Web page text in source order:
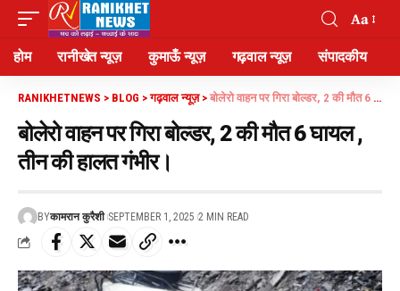
Aa
होम रानीखेत न्यूज़ कुमाऊँ न्यूज़ गढ़वाल न्यूज़ संपादकीय
RANIKHETNEWS > BLOG >गढ़वाल न्यूज़> बोलेरो वाहन पर गिरा बोल्डर, 2 की मौत 6 घायल , तीन की हालत गंभीर।
बोलेरो वाहन पर गिरा बोल्डर, 2 की मौत 6 घायल ,
तीन की हालत गंभीर।
BYकामरान कुरैशी SEPTEMBER 1, 2025 2 MIN READ